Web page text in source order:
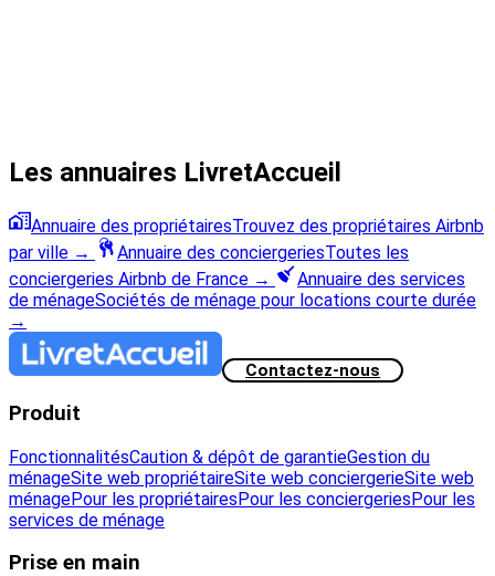
Les annuaires LivretAccueil
Annuaire des propriétairesTrouvez des propriétaires Airbnb
par ville → Annuaire des conciergeriesToutes les
conciergeries Airbnb de France →
Annuaire des services
de ménageSociétés de ménage pour locations courte durée
→
Contactez-nous
Produit
FonctionnalitésCaution & dépôt de garantieGestion du
ménageSite web propriétaireSite web conciergerieSite web
ménagePour les propriétairesPour les conciergeriesPour les
services de ménage
Prise en main